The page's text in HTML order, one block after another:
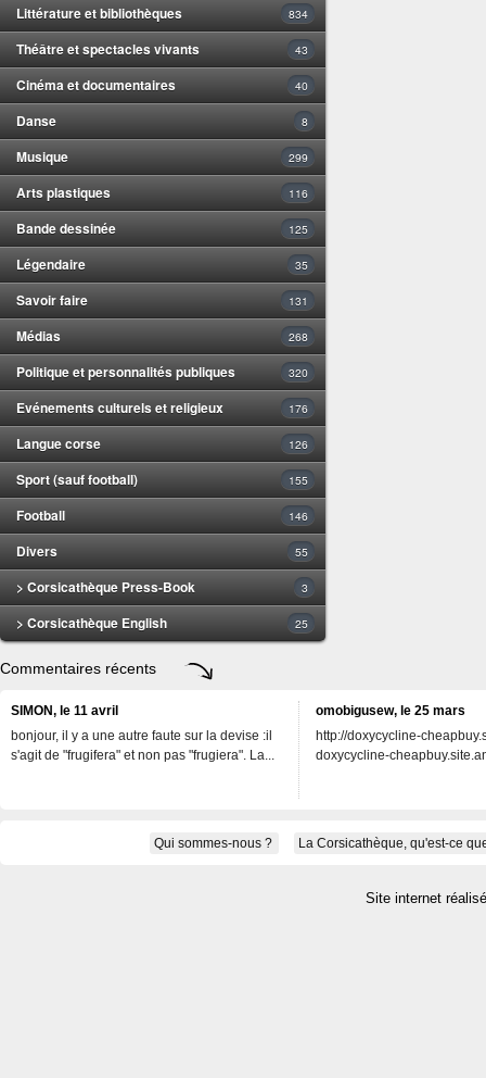
Littérature et bibliothèques 834
Théâtre et spectacles vivants 43
Cinéma et documentaires 40
Danse 8
Musique 299
Arts plastiques 116
Bande dessinée 125
Légendaire 35
Savoir faire 131
Médias 268
Politique et personnalités publiques 320
Evénements culturels et religieux 176
Langue corse 126
Sport (sauf football) 155
Football 146
Divers 55
> Corsicathèque Press-Book 3
> Corsicathèque English 25
Commentaires récents
SIMON, le 11 avril
bonjour, il y a une autre faute sur la devise :il
s'agit de "frugifera" et non pas "frugiera". La...
omobigusew, le 25 mars
http://doxycycline-
doxycycline-
Qui sommes-nous ? La Corsicathèque, qu'est-ce
Site internet